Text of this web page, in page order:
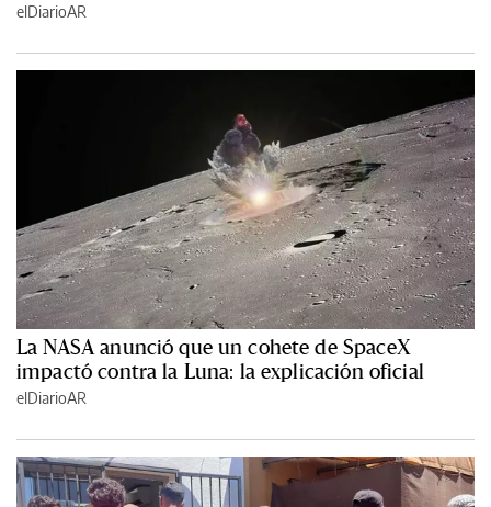
elDiarioAR
La NASA anunció que un cohete de SpaceX
impactó contra la Luna: la explicación oficial
elDiarioAR